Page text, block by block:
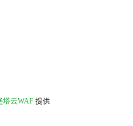
塔云WAF 提供